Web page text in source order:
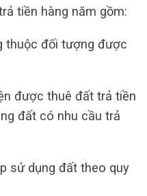
tiền hàng năm gồm:
thuộc đối tượng được
được thuê đất trả tiền
đất có nhu cầu trả
sử dụng đất theo quy